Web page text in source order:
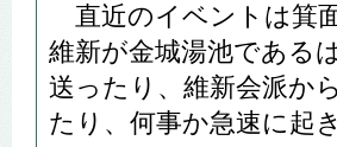
直近のイベントは箕
維新が金城湯池である
送ったり、維新会派か
たり、何事か急速に起